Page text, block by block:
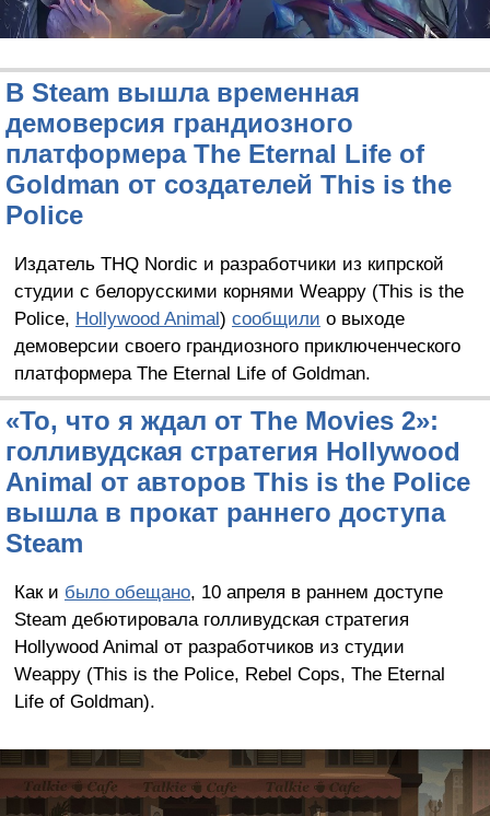
В Steam вышла временная
демоверсия грандиозного
платформера The Eternal Life of
Goldman от создателей This is the
Police
Издатель THQ Nordic и разработчики из кипрской
студии с белорусскими корнями Weappy (This is the
Police, Hollywood Animal) сообщили о выходе
демоверсии своего грандиозного приключенческого
платформера The Eternal Life of Goldman.
«То, что я ждал от The Movies 2»:
голливудская стратегия Hollywood
Animal от авторов This is the Police
вышла в прокат раннего доступа
Steam
Как и было обещано, 10 апреля в раннем доступе
Steam дебютировала голливудская стратегия
Hollywood Animal от разработчиков из студии
Weappy (This is the Police, Rebel Cops, The Eternal
Life of Goldman).